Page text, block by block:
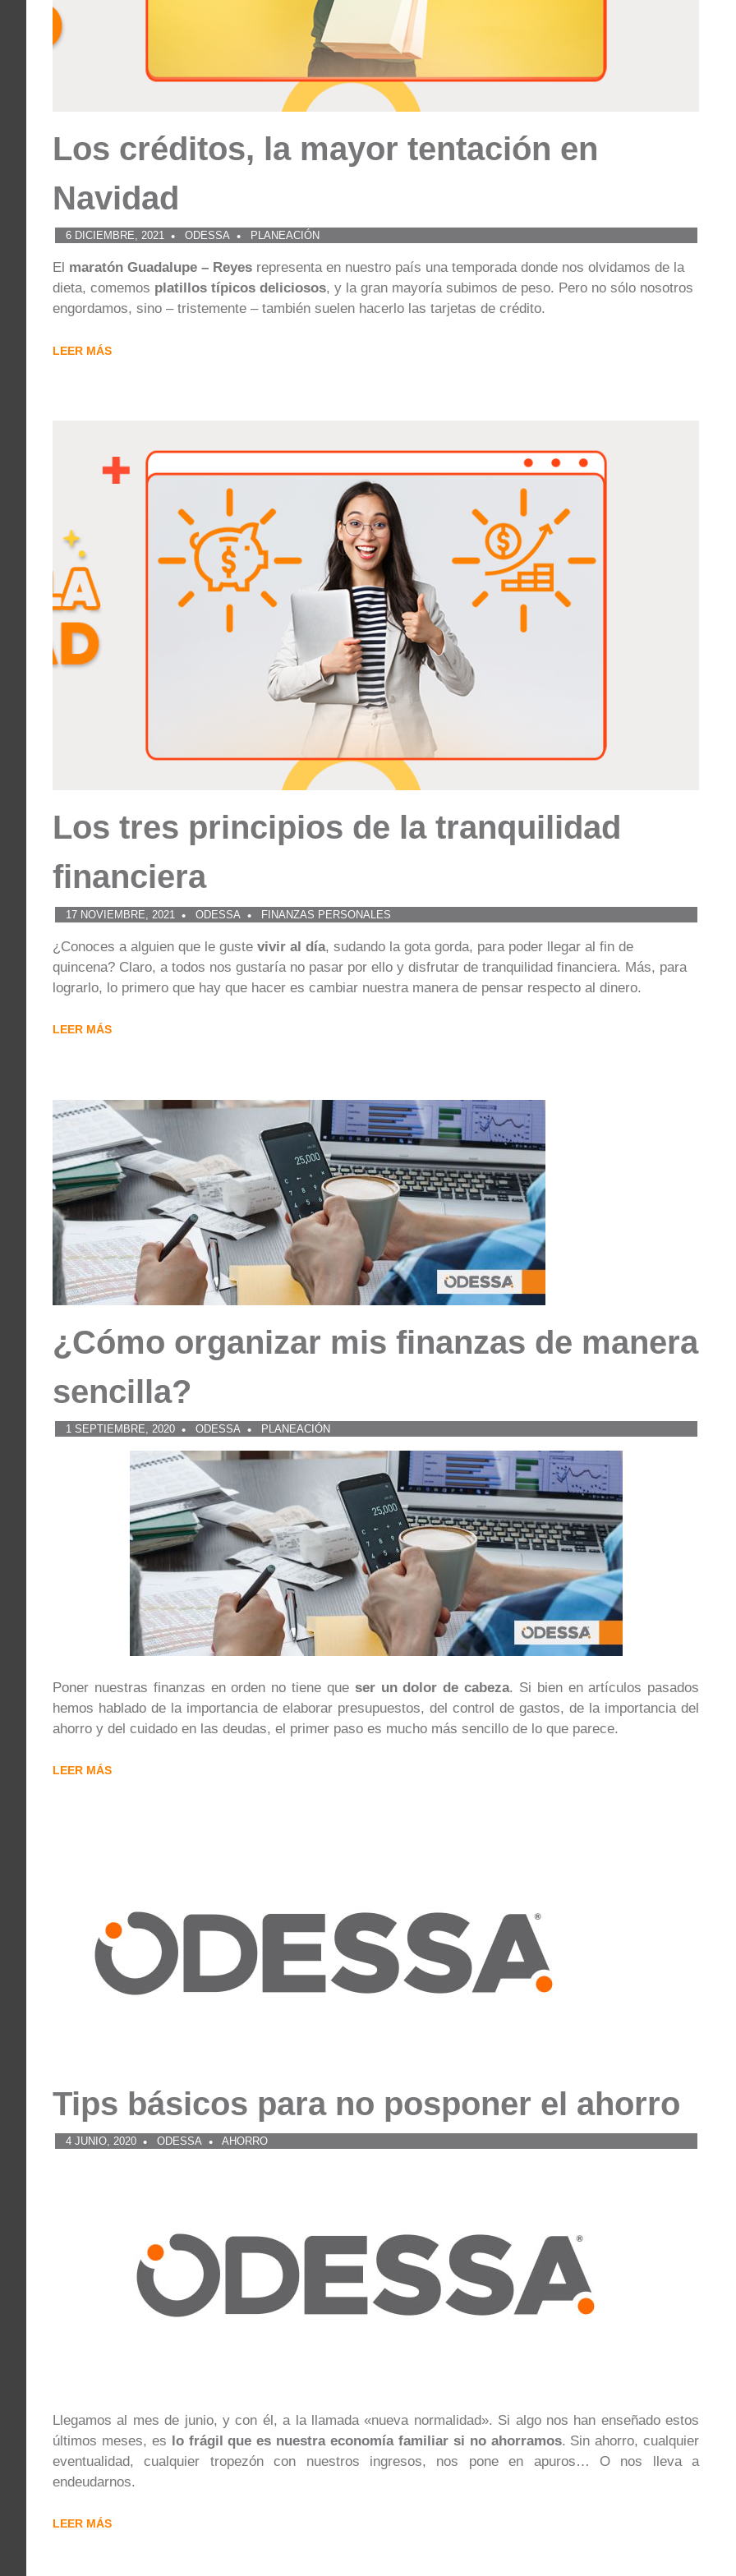
Los créditos, la mayor tentación en
Navidad
6 DICIEMBRE, 2021 ODESSA PLANEACIÓN
El maratón Guadalupe – Reyes representa en nuestro país una temporada donde nos olvidamos de la
dieta, comemos platillos típicos deliciosos, y la gran mayoría subimos de peso. Pero no sólo nosotros
engordamos, sino – tristemente – también suelen hacerlo las tarjetas de crédito.
LEER MÁS
Los tres principios de la tranquilidad
financiera
17 NOVIEMBRE, 2021 ODESSA FINANZAS PERSONALES
¿Conoces a alguien que le guste vivir al día, sudando la gota gorda, para poder llegar al fin de
quincena? Claro, a todos nos gustaría no pasar por ello y disfrutar de tranquilidad financiera. Más, para
lograrlo, lo primero que hay que hacer es cambiar nuestra manera de pensar respecto al dinero.
LEER MÁS
¿Cómo organizar mis finanzas de manera
sencilla?
1 SEPTIEMBRE, 2020 ODESSA PLANEACIÓN
Poner nuestras finanzas en orden no tiene que ser un dolor de cabeza. Si bien en artículos pasados
hemos hablado de la importancia de elaborar presupuestos, del control de gastos, de la importancia del
ahorro y del cuidado en las deudas, el primer paso es mucho más sencillo de lo que parece.
LEER MÁS
Tips básicos para no posponer el ahorro
4 JUNIO, 2020 ODESSA AHORRO
Llegamos al mes de junio, y con él, a la llamada «nueva normalidad». Si algo nos han enseñado estos
últimos meses, es lo frágil que es nuestra economía familiar si no ahorramos. Sin ahorro, cualquier
eventualidad, cualquier tropezón con nuestros ingresos, nos pone en apuros… O nos lleva a
endeudarnos.
LEER MÁS